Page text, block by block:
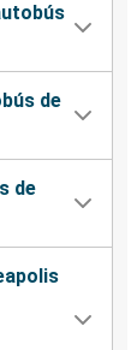
de
de